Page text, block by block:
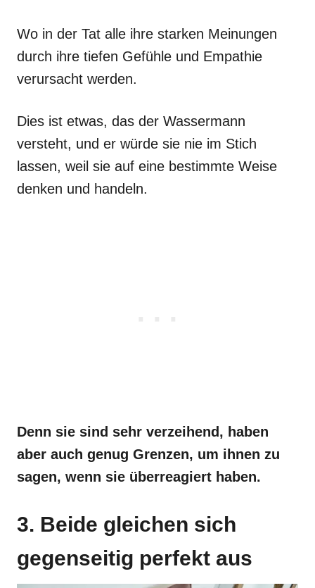
Wo in der Tat alle ihre starken Meinungen
durch ihre tiefen Gefühle und Empathie
verursacht werden.
Dies ist etwas, das der Wassermann
versteht, und er würde sie nie im Stich
lassen, weil sie auf eine bestimmte Weise
denken und handeln.
Denn sie sind sehr verzeihend, haben
aber auch genug Grenzen, um ihnen zu
sagen, wenn sie überreagiert haben.
3. Beide gleichen sich
gegenseitig perfekt aus